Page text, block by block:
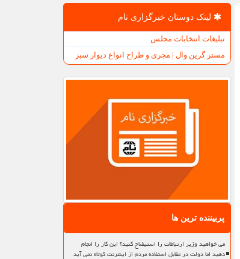
لینک دوستان خبرگزاری نام
تبلیغات انتخابات مجلس
مستر گرین وال | مجری و طراح انواع دیوار سبز
پربیننده ترین ها
می خواهید وزیر ارتباطات را استیضاح کنید؟ این کار را انجام
دهید اما دولت در مقابل استفاده مردم از اینترنت کوتاه نمی آید